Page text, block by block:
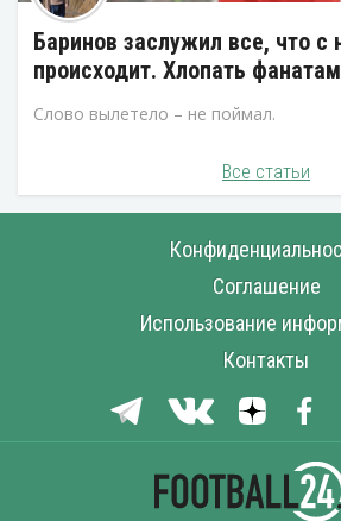
Баринов заслужил все, что с
происходит. Хлопать
Слово вылетело – не поймал.
Все статьи
Соглашение
Использование
Контакты